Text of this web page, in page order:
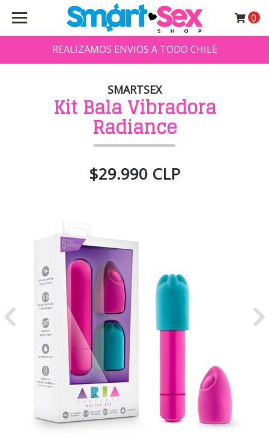
REALIZAMOS ENVIOS A TODO CHILE
0
SMARTSEX
Kit Bala Vibradora
Radiance
$29.990 CLP
Previous